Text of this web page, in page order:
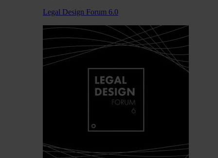
Legal Design Forum 6.0